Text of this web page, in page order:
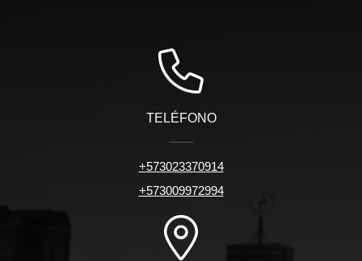
TELÉFONO
+573023370914
+573009972994